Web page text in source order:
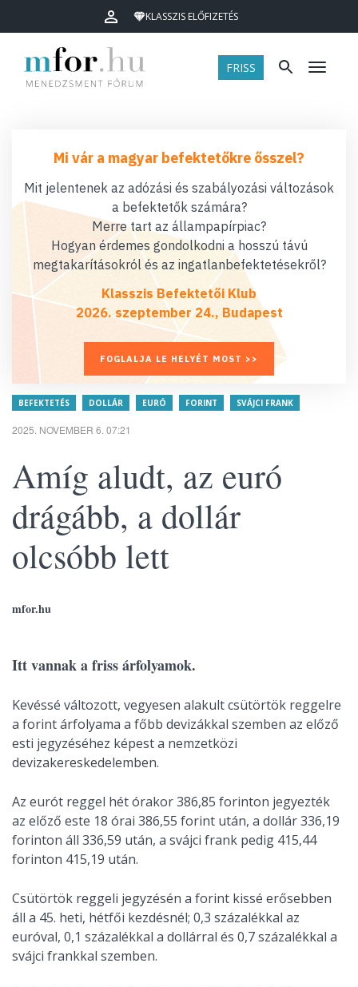
KLASSZIS ELŐFIZETÉS
FRISS Menü
Mi vár a magyar befektetőkre ősszel?
Mit jelentenek az adózási és szabályozási változások
a befektetők számára?
Merre tart az állampapírpiac?
Hogyan érdemes gondolkodni a hosszú távú
megtakarításokról és az ingatlanbefektetésekről?
Klasszis Befektetői Klub
2026. szeptember 24., Budapest
FOGLALJA LE HELYÉT MOST >>
BEFEKTETÉS DOLLÁR EURÓ FORINT SVÁJCI FRANK
2025. NOVEMBER 6. 07:21
Amíg aludt, az euró
drágább, a dollár
olcsóbb lett
mfor.hu
Itt vannak a friss árfolyamok.
Kevéssé változott, vegyesen alakult csütörtök reggelre
a forint árfolyama a főbb devizákkal szemben az előző
esti jegyzéséhez képest a nemzetközi
devizakereskedelemben.
Az eurót reggel hét órakor 386,85 forinton jegyezték
az előző este 18 órai 386,55 forint után, a dollár 336,19
forinton áll 336,59 után, a svájci frank pedig 415,44
forinton 415,19 után.
Csütörtök reggeli jegyzésén a forint kissé erősebben
áll a 45. heti, hétfői kezdésnél; 0,3 százalékkal az
euróval, 0,1 százalékkal a dollárral és 0,7 százalékkal a
svájci frankkal szemben.